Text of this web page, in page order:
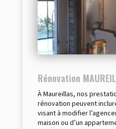
Rénovation
À Maureillas, nos
rénovation peuvent
visant à modifier
maison ou d’un